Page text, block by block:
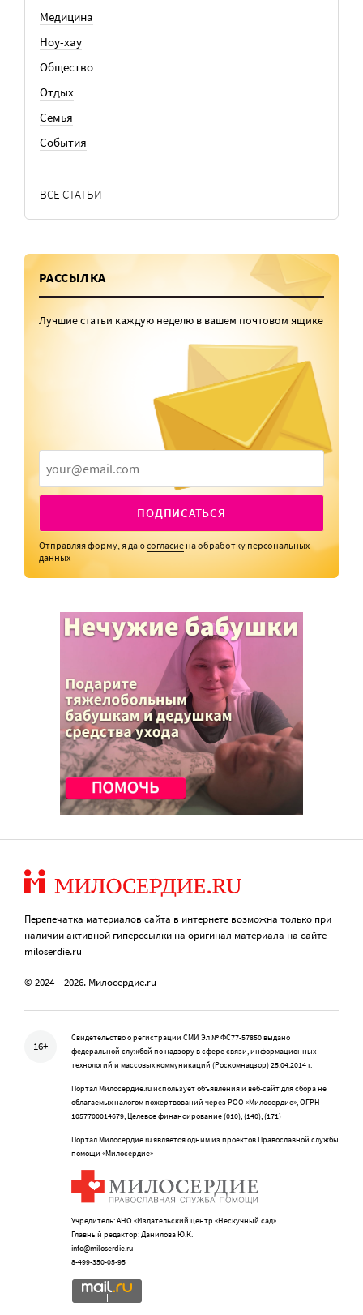
Медицина
Ноу-хау
Общество
Отдых
Семья
События
ВСЕ СТАТЬИ
РАССЫЛКА
Лучшие статьи каждую неделю в вашем почтовом ящике
ПОДПИСАТЬСЯ
Отправляя форму, я даюсогласие на обработку персональных
данных
Перепечатка материалов сайта в интернете возможна только при
наличии активной гиперссылки на оригинал материала на сайте
miloserdie.ru
© 2024 – 2026. Милосердие.ru
16+
Свидетельство о регистрации СМИ Эл № ФС77-57850 выдано
федеральной службой по надзору в сфере связи, информационных
технологий и массовых коммуникаций (Роскомнадзор) 25.04.2014 г.
Портал Милосердие.ru использует объявления и веб-сайт для сбора не
облагаемых налогом пожертвований через РОО «Милосердие», ОГРН
1057700014679, Целевое финансирование (010), (140), (171)
Портал Милосердие.ru является одним из проектов Православной службы
помощи «Милосердие»
Учредитель: АНО «Издательский центр «Нескучный сад»
Главный редактор: Данилова Ю.К.
info@miloserdie.ru
8-499-350-05-95